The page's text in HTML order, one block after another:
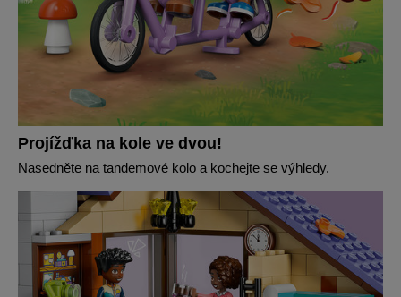
Projížďka na kole ve dvou!
Nasedněte na tandemové kolo a kochejte se výhledy.